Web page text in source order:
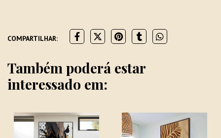
COMPARTILHAR:
Também poderá estar
interessado em: